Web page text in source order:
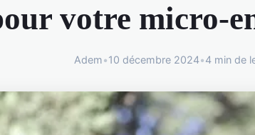
votre micro-
Adem•10 décembre 2024•4 min de